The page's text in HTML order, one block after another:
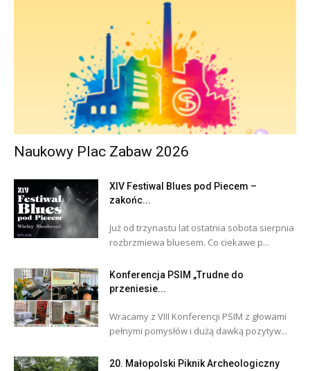
Naukowy Plac Zabaw 2026
XIV Festiwal Blues pod Piecem –
zakońc...
Już od trzynastu lat ostatnia sobota sierpnia
rozbrzmiewa bluesem. Co ciekawe p...
Konferencja PSIM „Trudne do
przeniesie...
Wracamy z VIII Konferencji PSIM z głowami
pełnymi pomysłów i dużą dawką pozytyw...
20. Małopolski Piknik Archeologiczny